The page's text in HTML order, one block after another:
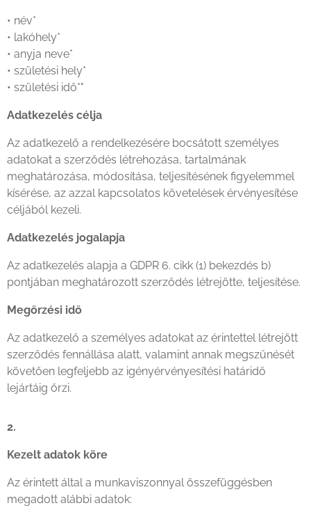
• név*
• lakóhely*
• anyja neve*
• születési hely*
• születési idő*"
Adatkezelés célja
Az adatkezelő a rendelkezésére bocsátott személyes
adatokat a szerződés létrehozása, tartalmának
meghatározása, módosítása, teljesítésének figyelemmel
kísérése, az azzal kapcsolatos követelések érvényesítése
céljából kezeli.
Adatkezelés jogalapja
Az adatkezelés alapja a GDPR 6. cikk (1) bekezdés b)
pontjában meghatározott szerződés létrejötte, teljesítése.
Megőrzési idő
Az adatkezelő a személyes adatokat az érintettel létrejött
szerződés fennállása alatt, valamint annak megszűnését
követően legfeljebb az igényérvényesítési határidő
lejártáig őrzi.
2.
Kezelt adatok köre
Az érintett által a munkaviszonnyal összefüggésben
megadott alábbi adatok: